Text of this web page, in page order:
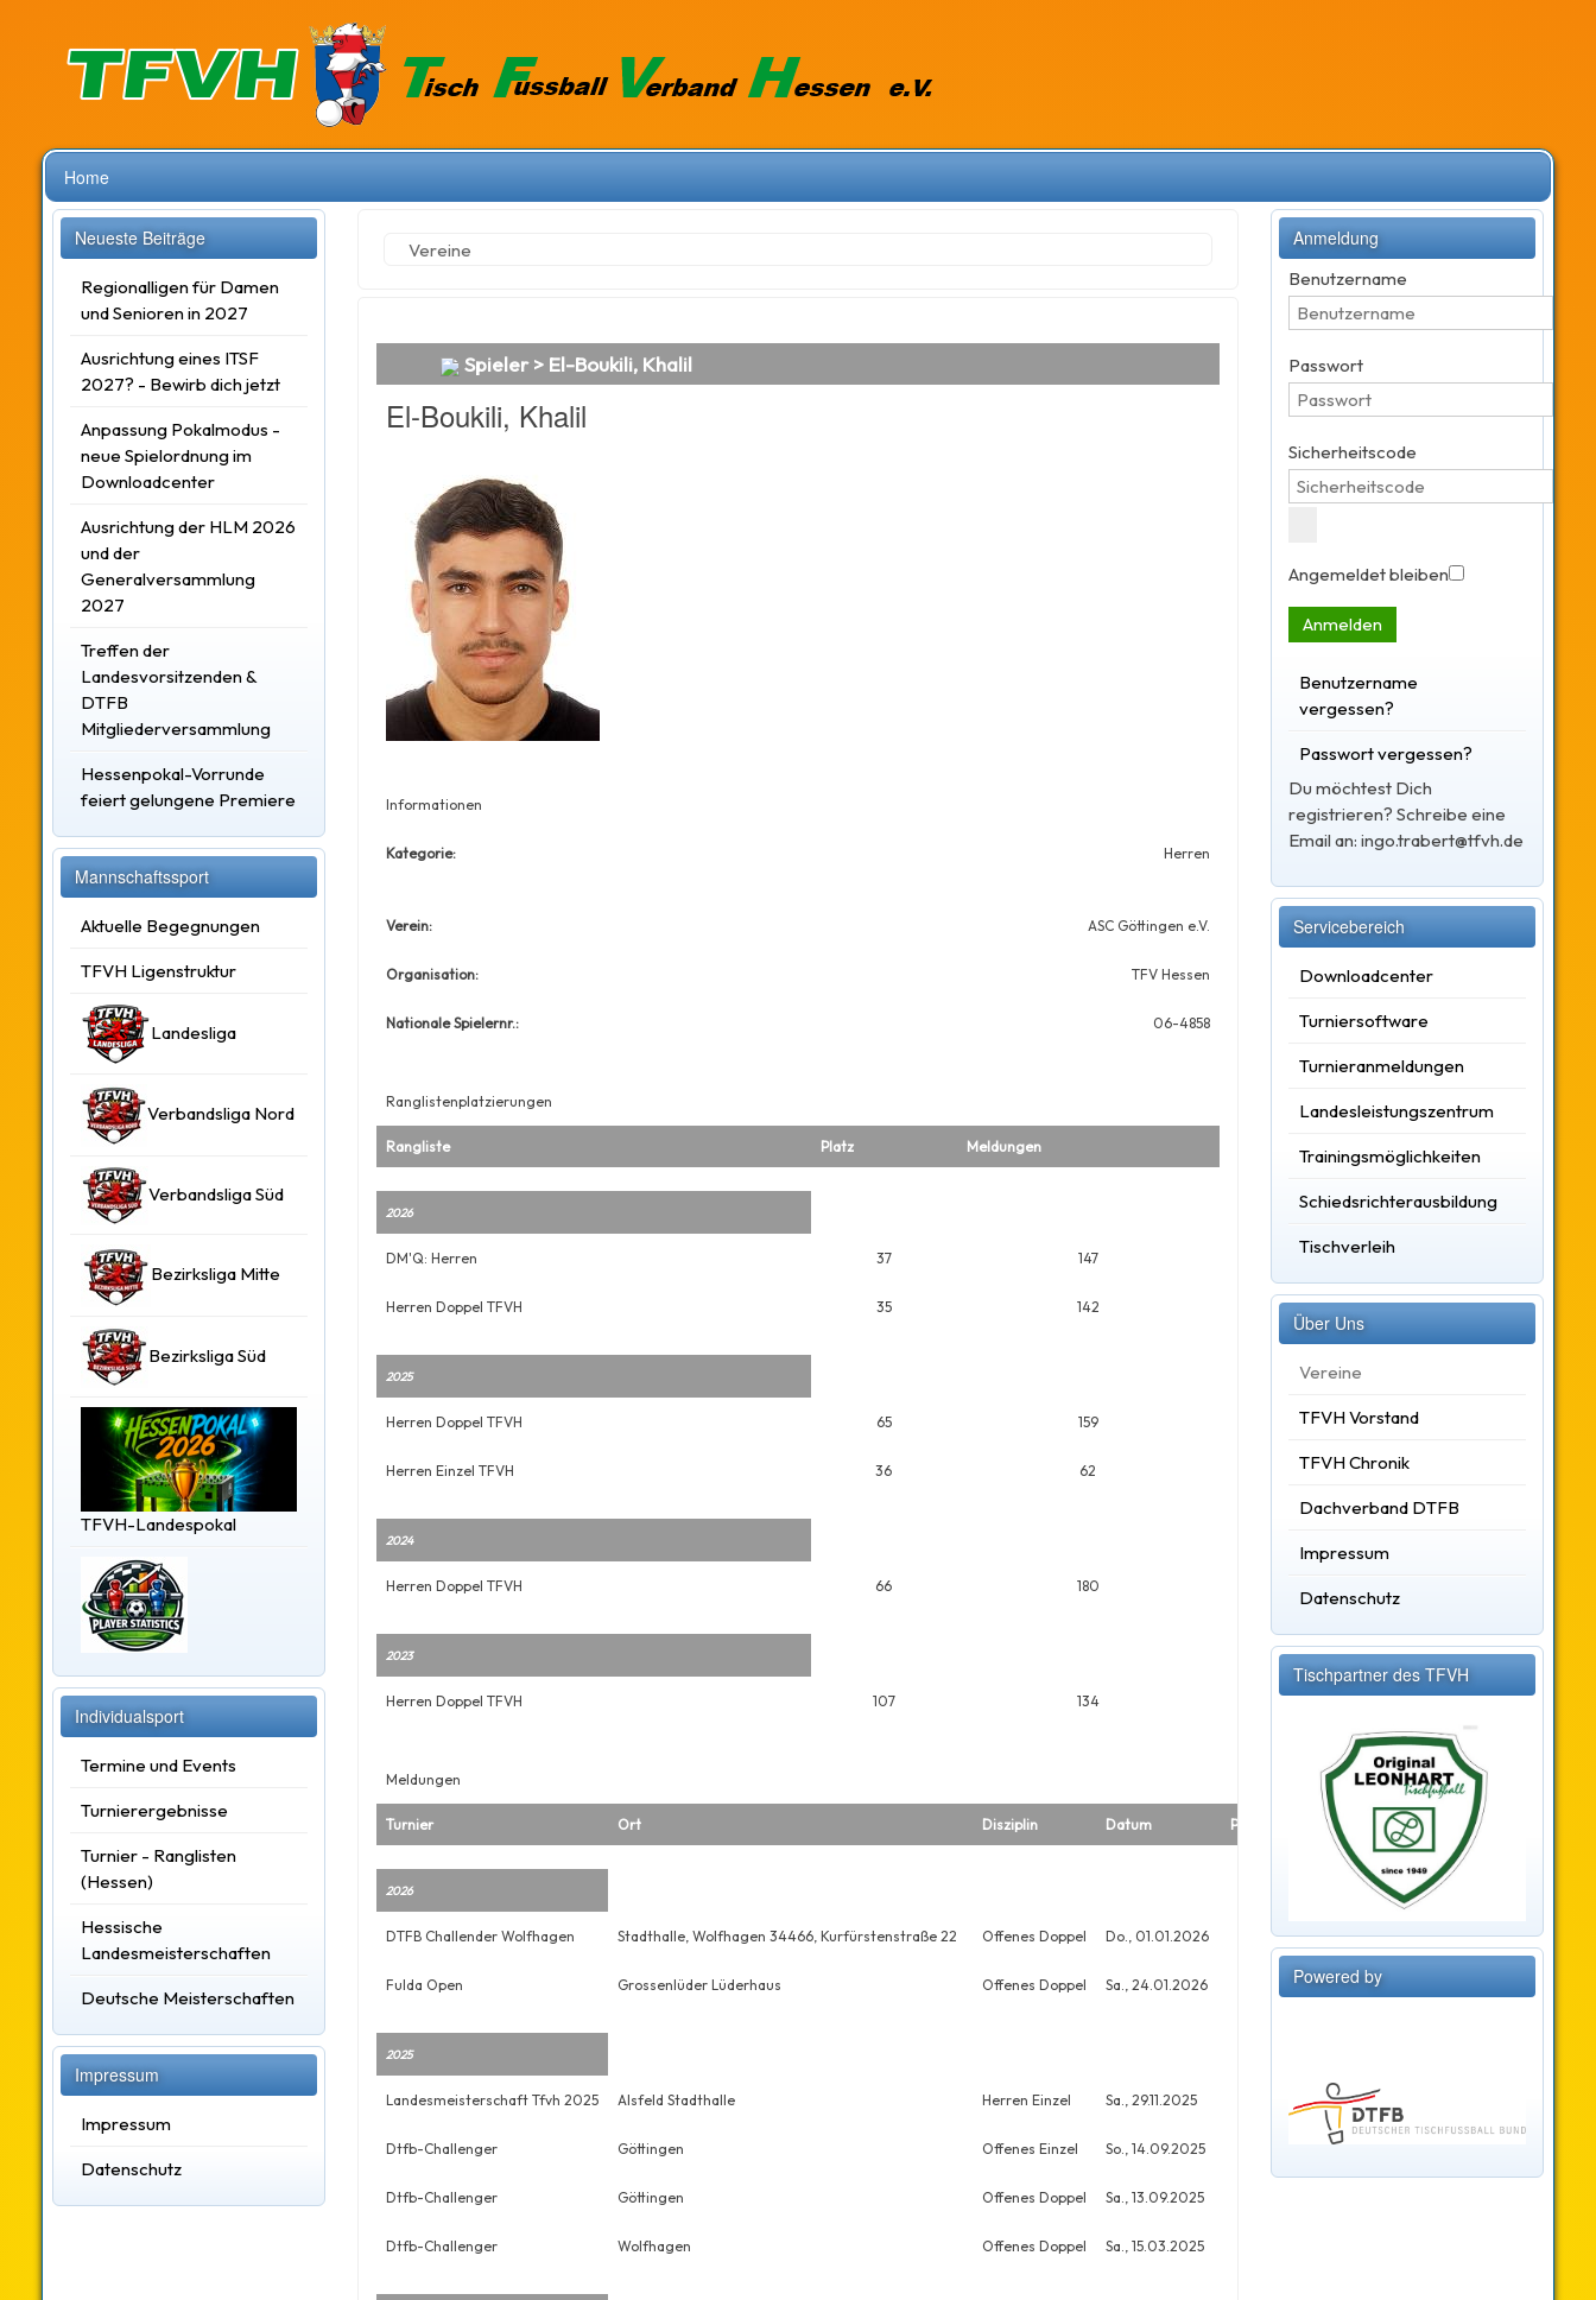
Home
Neueste Beiträge
Regionalligen für Damen
und Senioren in 2027
Ausrichtung eines ITSF
2027? - Bewirb dich jetzt
Anpassung Pokalmodus -
neue Spielordnung im
Downloadcenter
Ausrichtung der HLM 2026
und der
Generalversammlung
2027
Treffen der
Landesvorsitzenden &
DTFB
Mitgliederversammlung
Hessenpokal-Vorrunde
feiert gelungene Premiere
Mannschaftssport
Aktuelle Begegnungen
TFVH Ligenstruktur
Landesliga
Verbandsliga Nord
Verbandsliga Süd
Bezirksliga Mitte
Bezirksliga Süd
TFVH-Landespokal
Individualsport
Termine und Events
Turnierergebnisse
Turnier - Ranglisten
(Hessen)
Hessische
Landesmeisterschaften
Deutsche Meisterschaften
Impressum
Impressum
Datenschutz
Vereine
Spieler > El-Boukili, Khalil
El-Boukili, Khalil
Informationen
Kategorie: Herren
Verein: ASC Göttingen e.V.
Organisation: TFV Hessen
Nationale Spielernr.: 06-4858
Ranglistenplatzierungen
Rangliste Platz Meldungen
2026
DM'Q: Herren 37 147
Herren Doppel TFVH 35 142
2025
Herren Doppel TFVH 65 159
Herren Einzel TFVH 36 62
2024
Herren Doppel TFVH 66 180
2023
Herren Doppel TFVH 107 134
Meldungen
Turnier Ort Disziplin Datum Platz Meldungen
2026
DTFB Challender Wolfhagen Stadthalle, Wolfhagen 34466, Kurfürstenstraße 22 Offenes Doppel Do., 01.01.2026 36
Fulda Open Grossenlüder Lüderhaus Offenes Doppel Sa., 24.01.2026 40
2025
Landesmeisterschaft Tfvh 2025 Alsfeld Stadthalle Herren Einzel Sa., 29.11.2025 32
Dtfb-Challenger Göttingen Offenes Einzel So., 14.09.2025
Dtfb-Challenger Göttingen Offenes Doppel Sa., 13.09.2025
Dtfb-Challenger Wolfhagen Offenes Doppel Sa., 15.03.2025
Anmeldung
Benutzername
Passwort
Sicherheitscode
Angemeldet bleiben
Anmelden
Benutzername
vergessen?
Passwort vergessen?
Du möchtest Dich
registrieren? Schreibe eine
Email an: ingo.trabert@tfvh.de
Servicebereich
Downloadcenter
Turniersoftware
Turnieranmeldungen
Landesleistungszentrum
Trainingsmöglichkeiten
Schiedsrichterausbildung
Tischverleih
Über Uns
Vereine
TFVH Vorstand
TFVH Chronik
Dachverband DTFB
Impressum
Datenschutz
Tischpartner des TFVH
Powered by